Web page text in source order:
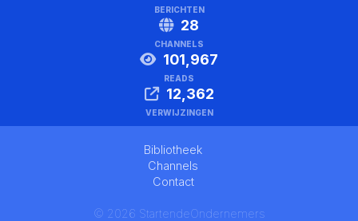
BERICHTEN
28
CHANNELS
101,967
READS
12,362
VERWIJZINGEN
Bibliotheek
Channels
Contact
© 2026 StartendeOndernemers